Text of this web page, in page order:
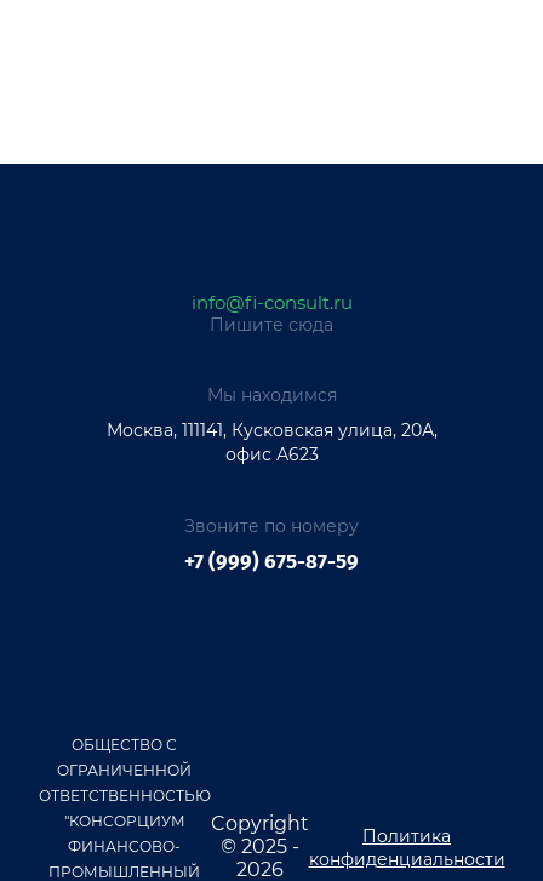
Звоните по номеру
+7 (999) 675-87-59
Мы находимся
Москва, 111141, Кусковская улица, 20А,
офис А623
Пишите сюда
info@fi-consult.ru
ОБЩЕСТВО С
ОГРАНИЧЕННОЙ
ОТВЕТСТВЕННОСТЬЮ
"КОНСОРЦИУМ
ФИНАНСОВО-
ПРОМЫШЛЕННЫЙ
Copyright
© 2025 -
2026
Политика
конфиденциальности